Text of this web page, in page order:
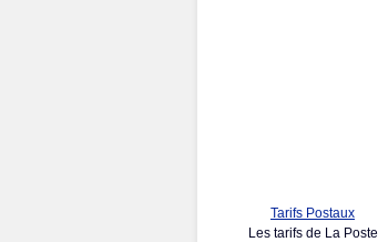
Tarifs Postaux
Les tarifs de La Poste